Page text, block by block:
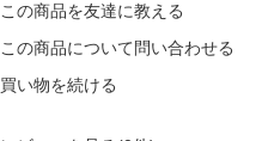
この商品を友達に教える
この商品について問い合わせる
買い物を続ける